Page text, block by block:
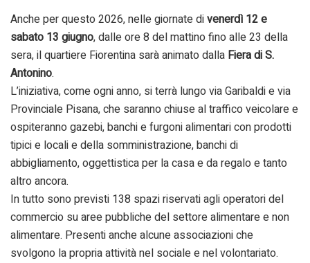
Anche per questo 2026, nelle giornate divenerdì 12 e
sabato 13 giugno, dalle ore 8 del mattino fino alle 23 della
sera, il quartiere Fiorentina sarà animato dalla Fiera di S.
Antonino.
L’iniziativa, come ogni anno, si terrà lungo via Garibaldi e via
Provinciale Pisana, che saranno chiuse al traffico veicolare e
ospiteranno gazebi, banchi e furgoni alimentari con prodotti
tipici e locali e della somministrazione, banchi di
abbigliamento, oggettistica per la casa e da regalo e tanto
altro ancora.
In tutto sono previsti 138 spazi riservati agli operatori del
commercio su aree pubbliche del settore alimentare e non
alimentare. Presenti anche alcune associazioni che
svolgono la propria attività nel sociale e nel volontariato.